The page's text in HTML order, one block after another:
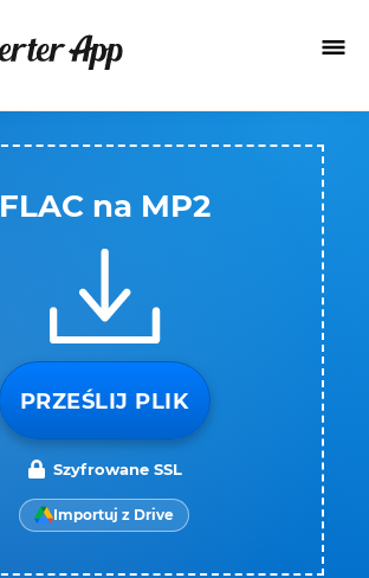
FLAC na MP2
PRZEŚLIJ PLIK
Szyfrowane SSL
Importuj z Drive